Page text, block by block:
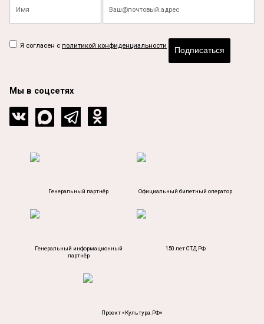
Я согласен с политикой конфиденциальности
Подписаться
Мы в соцсетях
Генеральный партнёр Официальный билетный оператор
Генеральный информационный
партнёр
150 лет СТД РФ
Проект «Культура.РФ»